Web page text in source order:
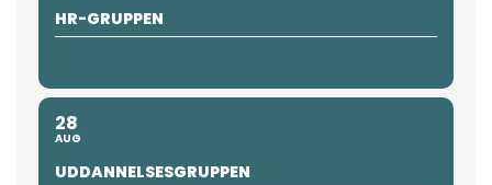
HR-GRUPPEN
28
AUG
UDDANNELSESGRUPPEN